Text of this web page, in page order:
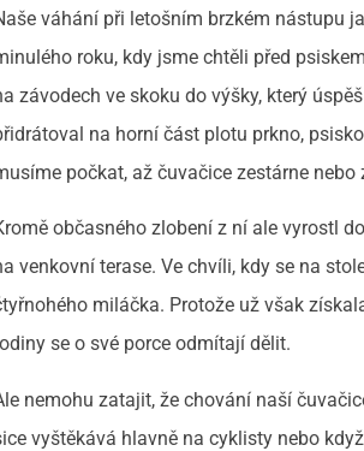
váhání při letošním brzkém nástupu
roku, kdy jsme chtěli před
závodech ve skoku do výšky, který
na horní část plotu prkno,
počkat, až čuvačice zestárne nebo
občasného zlobení z ní ale vyrostl
venkovní terase. Ve chvíli, kdy se na
miláčka. Protože už však
se o své porce odmítají dělit.
nemohu zatajit, že chování naší
vyštěkává hlavně na cyklisty nebo